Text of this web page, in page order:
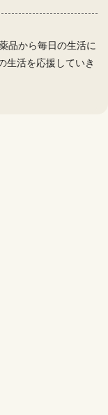
品から毎日の生活に
生活を応援していき